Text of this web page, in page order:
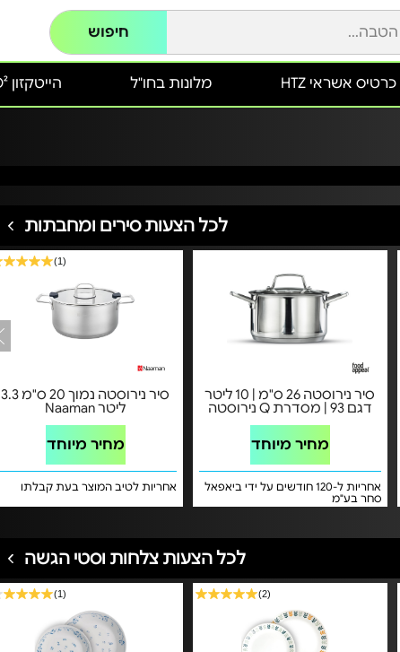
חיפוש
הייטקזון PRO² מלונות בחו"ל כרטיס אשראי HTZ
לכל הצעות סירים ומחבתות
(1)
סיר נירוסטה נמוך 20 ס"מ 3.3
ליטר Naaman
מחיר מיוחד
אחריות לטיב המוצר בעת קבלתו
סיר נירוסטה 26 ס"מ | 10 ליטר
דגם 93 | מסדרת Q נירוסטה
מחיר מיוחד
אחריות ל-120 חודשים על ידי ביאפאל
סחר בע"מ
לכל הצעות צלחות וסטי הגשה
(1) (2)